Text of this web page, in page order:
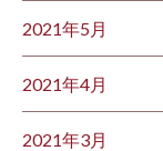
2021年5月
2021年4月
2021年3月